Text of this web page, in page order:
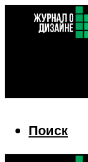
Поиск